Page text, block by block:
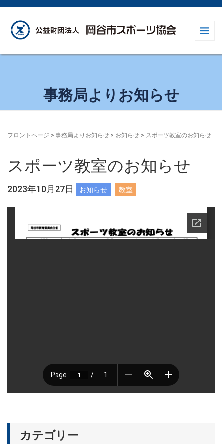
事務局よりお知らせ
フロントページ > 事務局よりお知らせ > お知らせ > スポーツ教室のお知らせ
スポーツ教室のお知らせ
2023年10月27日 お知らせ 教室
カテゴリー